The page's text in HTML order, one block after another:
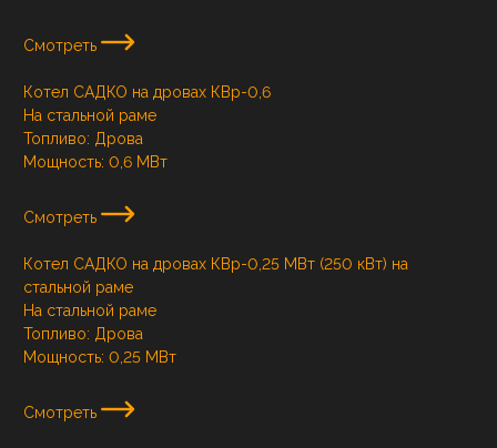
Смотреть
Котел САДКО на дровах КВр-0,6
На стальной раме
Топливо: Дрова
Мощность: 0,6 МВт
Смотреть
Котел САДКО на дровах КВр-0,25 МВт (250 кВт) на
стальной раме
На стальной раме
Топливо: Дрова
Мощность: 0,25 МВт
Смотреть